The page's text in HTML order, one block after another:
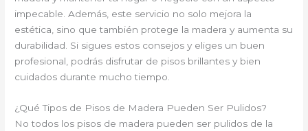
impecable. Además, este servicio no solo mejora la
estética, sino que también protege la madera y aumenta su
durabilidad. Si sigues estos consejos y eliges un buen
profesional, podrás disfrutar de pisos brillantes y bien
cuidados durante mucho tiempo.
¿Qué Tipos de Pisos de Madera Pueden Ser Pulidos?
No todos los pisos de madera pueden ser pulidos de la